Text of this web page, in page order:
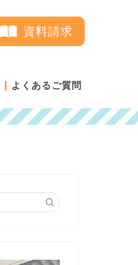
資料請求
よくあるご質問